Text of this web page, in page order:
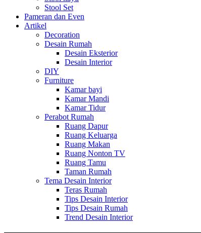
Stool Set
Pameran dan Even
Artikel
Decoration
Desain Rumah
Desain Eksterior
Desain Interior
DIY
Furniture
Kamar bayi
Kamar Mandi
Kamar Tidur
Perabot Rumah
Ruang Dapur
Ruang Keluarga
Ruang Makan
Ruang Nonton TV
Ruang Tamu
Taman Rumah
Tema Desain Interior
Teras Rumah
Tips Desain Interior
Tips Desain Rumah
Trend Desain Interior